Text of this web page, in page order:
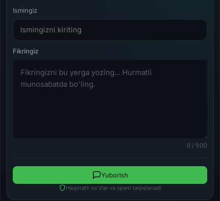
Ismingiz
0 / 500
Haqoratli so'zlar va spam taqiqlanadi
Yuborish